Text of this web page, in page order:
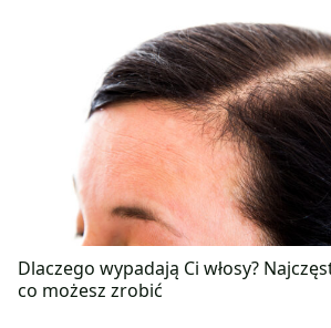
Dlaczego wypadają Ci włosy?
co możesz zrobić